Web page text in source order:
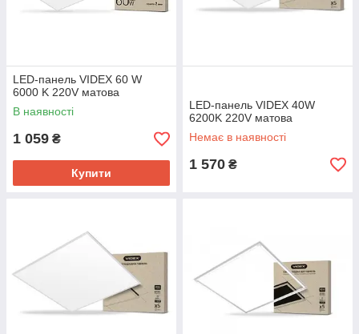
LED-панель VIDEX 60 W
6000 K 220V матова
В наявності
1 059 ₴
Купити
LED-панель VIDEX 40W
6200K 220V матова
Немає в наявності
1 570 ₴